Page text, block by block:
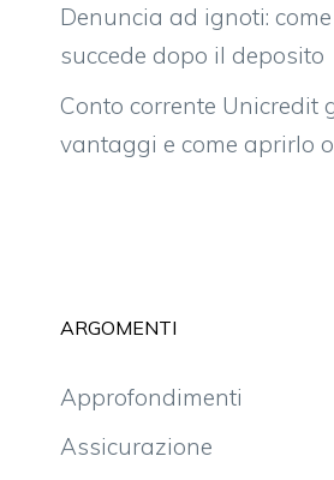
Denuncia ad ignoti:
succede dopo il deposito
Conto corrente Unicredit
vantaggi e come aprirlo
ARGOMENTI
Approfondimenti
Assicurazione